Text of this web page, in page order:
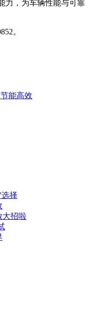
力，为车辆性能与可靠
。
能高效
择
大招啦